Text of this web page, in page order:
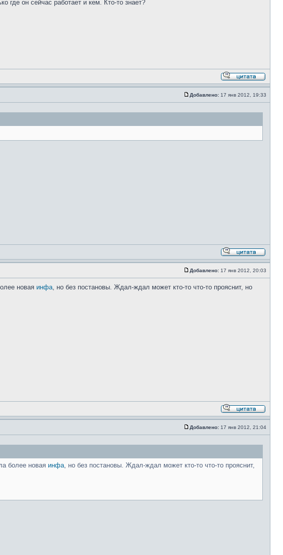
где он сейчас работает и кем. Кто-то знает?
Добавлено: 17 янв 2012, 19:33
Добавлено: 17 янв 2012, 20:03
новая инфа, но без постановы. Ждал-ждал может кто-то что-то прояснит, но
Добавлено: 17 янв 2012, 21:04
более новая инфа, но без постановы. Ждал-ждал может кто-то что-то прояснит,